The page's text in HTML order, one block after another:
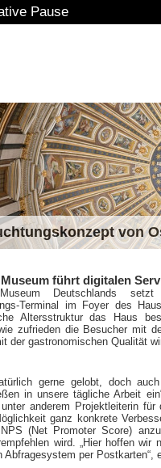
von
führt digitalen
Deutschlands
Terminal im Foyer des
Altersstruktur das Haus
zufrieden die Besucher mit
der gastronomischen Qualität
gerne gelobt, doch
in unsere tägliche Arbeit
anderem Projektleiterin
ganz konkrete
(Net Promoter Score)
wird. „Hier hoffen
Abfragesystem per Postkarten“,